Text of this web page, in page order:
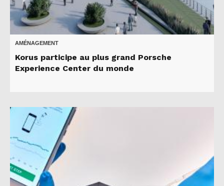
AMÉNAGEMENT
Korus participe au plus grand Porsche
Experience Center du monde